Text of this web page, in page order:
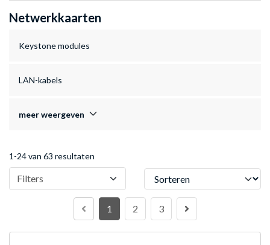
Netwerkkaarten
Keystone modules
LAN-kabels
meer weergeven
1-24 van 63 resultaten
Filters Sorteren
1 2 3